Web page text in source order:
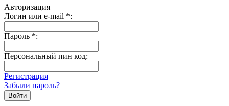
Авторизация
Логин или e-mail *:
Пароль *:
Персональный пин код:
Регистрация
Забыли пароль?